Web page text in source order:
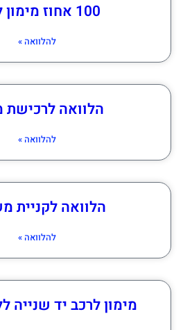
100 אחוז מימון לרכב
להלוואה »
הלוואה לרכישת
להלוואה »
הלוואה לקניית
להלוואה »
מימון לרכב יד